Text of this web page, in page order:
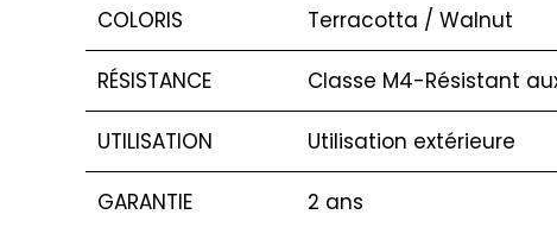
COLORIS Terracotta / Walnut
RÉSISTANCE Classe M4-Résistant
UTILISATION Utilisation extérieure
GARANTIE 2 ans